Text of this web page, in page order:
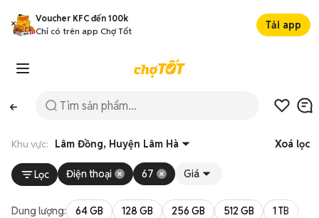
Voucher KFC đến 100k
Chỉ có trên app Chợ Tốt
Tải app
Khu vực: Lâm Đồng, Huyện Lâm Hà Xoá lọc
Lọc Điện thoại 67 Giá
Dung lượng: 64 GB 128 GB 256 GB 512 GB 1 TB